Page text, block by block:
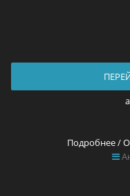
Подробнее /